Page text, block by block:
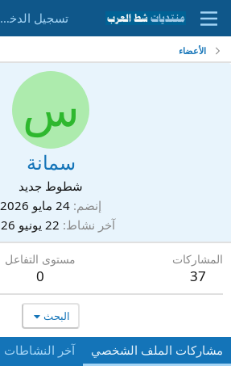
تسجيل الدخول
الأعضاء
س
سمانة
شطوط جديد
إنضم 24 مايو 2026
آخر نشاط 22 يونيو 2026
المشاركات
37
مستوى التفاعل
0
البحث
مشاركات الملف الشخصي آخر النشاطات